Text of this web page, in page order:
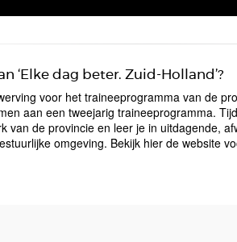
‘Elke dag beter. Zuid-Holland’?
voor het traineeprogramma van de
aan een tweejarig traineeprogramma.
van de provincie en leer je in uitdagende,
omgeving. Bekijk hier de website